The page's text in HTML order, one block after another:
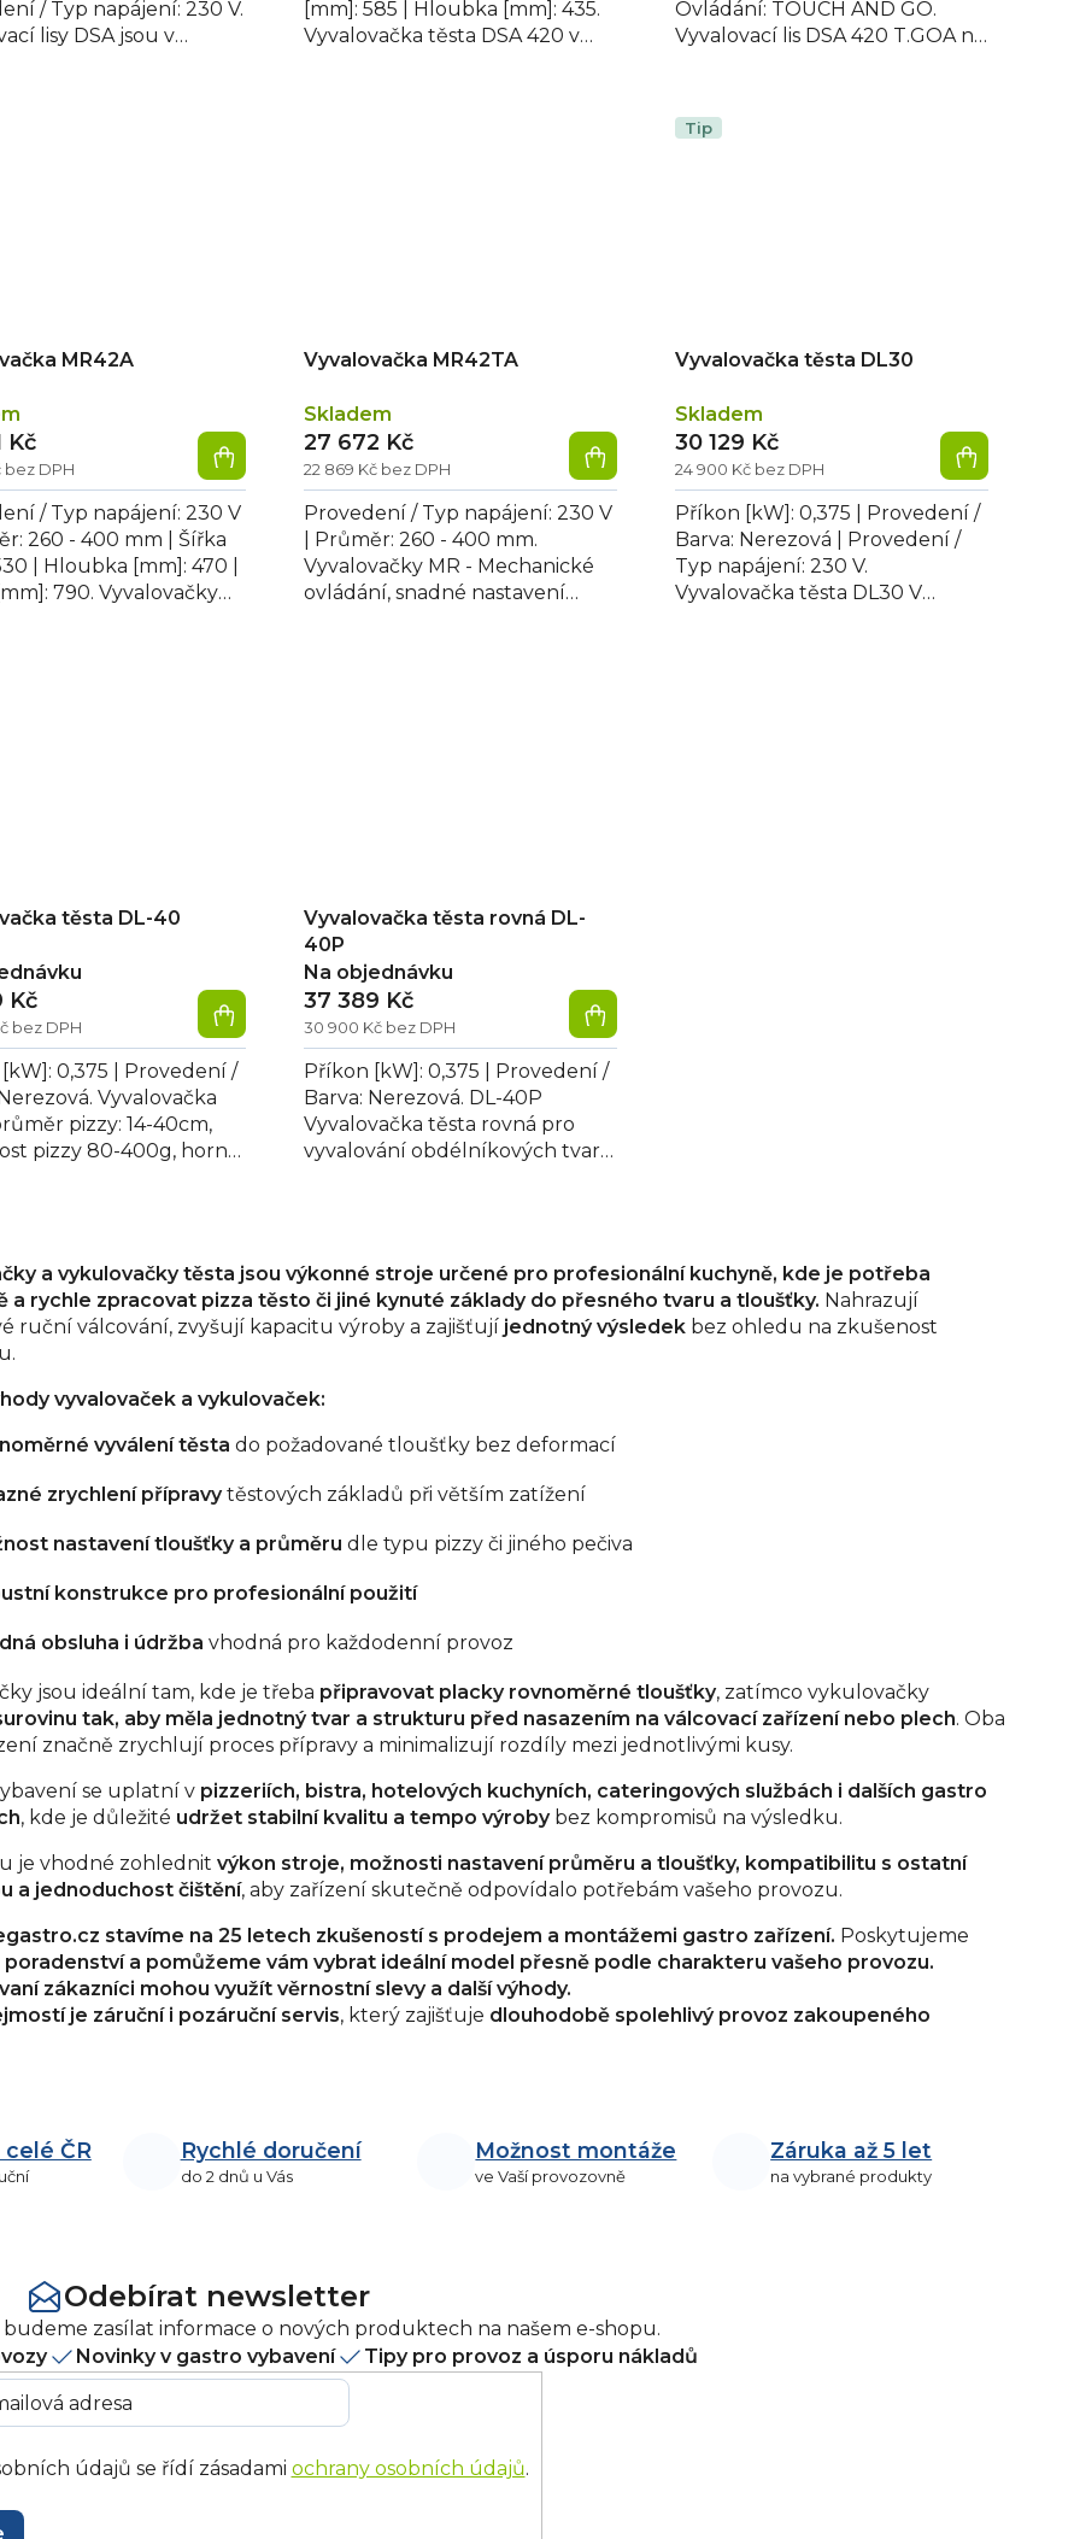
/ Typ napájení: 230 V.
lisy DSA jsou v
[mm]: 585 | Hloubka [mm]: 435.
Vyvalovačka těsta DSA 420 v
Ovládání: TOUCH AND GO.
Vyvalovací lis DSA 420 T.GOA na
MR42A
bez DPH
Kč
/ Typ napájení: 230 V
260 - 400 mm | Šířka
| Hloubka [mm]: 470 |
790. Vyvalovačky
Vyvalovačka MR42TA
Skladem
22 869 Kč bez DPH
27 672 Kč
Provedení / Typ napájení: 230 V
| Průměr: 260 - 400 mm.
Vyvalovačky MR - Mechanické
ovládání, snadné nastavení
Tip
Vyvalovačka těsta DL30
Skladem
24 900 Kč bez DPH
30 129 Kč
Příkon [kW]: 0,375 | Provedení /
Barva: Nerezová | Provedení /
Typ napájení: 230 V.
Vyvalovačka těsta DL30 V
těsta DL-40
bez DPH
Kč
0,375 | Provedení /
Vyvalovačka
pizzy: 14-40cm,
pizzy 80-400g, horní
Vyvalovačka těsta rovná DL-
40P
Na objednávku
30 900 Kč bez DPH
37 389 Kč
Příkon [kW]: 0,375 | Provedení /
Barva: Nerezová. DL-40P
Vyvalovačka těsta rovná pro
vyvalování obdélníkových tvarů,
a vykulovačky těsta jsou výkonné stroje určené pro profesionální kuchyně, kde je potřeba
a rychle zpracovat pizza těsto či jiné kynuté základy do přesného tvaru a tloušťky. Nahrazují
ruční válcování, zvyšují kapacitu výroby a zajišťují jednotný výsledek bez ohledu na zkušenost
vyvalovaček a vykulovaček:
vyválení těsta do požadované tloušťky bez deformací
zrychlení přípravytěstových základů při větším zatížení
nastavení tloušťky a průměru dle typu pizzy či jiného pečiva
konstrukce pro profesionální použití
obsluha i údržba vhodná pro každodenní provoz
jsou ideální tam, kde je třeba připravovat placky rovnoměrné tloušťky, zatímco vykulovačky
tak, aby měla jednotný tvar a strukturu před nasazením na válcovací zařízení nebo plech. Oba
značně zrychlují proces přípravy a minimalizují rozdíly mezi jednotlivými kusy.
se uplatní v pizzeriích, bistra, hotelových kuchyních, cateringových službách i dalších gastro
, kde je důležité udržet stabilní kvalitu a tempo výrobybez kompromisů na výsledku.
je vhodné zohlednit výkon stroje, možnosti nastavení průměru a tloušťky, kompatibilitu s ostatní
a jednoduchost čištění, aby zařízení skutečně odpovídalo potřebám vašeho provozu.
stavíme na 25 letech zkušeností s prodejem a montážemi gastro zařízení. Poskytujeme
a pomůžeme vám vybrat ideální model přesně podle charakteru vašeho provozu.
zákazníci mohou využít věrnostní slevy a další výhody.
je záruční i pozáruční servis, který zajišťuje dlouhodobě spolehlivý provoz zakoupeného
celé ČR Rychlé doručení
do 2 dnů u Vás
Možnost montáže
ve Vaší provozovně
Záruka až 5 let
na vybrané produkty
Odebírat newsletter
budeme zasílat informace o nových produktech na našem e-shopu.
Novinky v gastro vybavení Tipy pro provoz a úsporu nákladů
údajů se řídí zásadami ochrany osobních údajů.